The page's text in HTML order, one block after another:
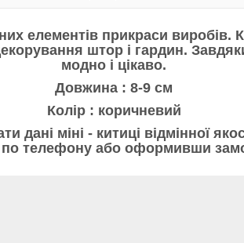
елементів прикраси
штор і гардин.
модно і цікаво.
Довжина : 8-9 см
Колір : коричневий
дані міні - китиці відмінної
телефону або оформивши